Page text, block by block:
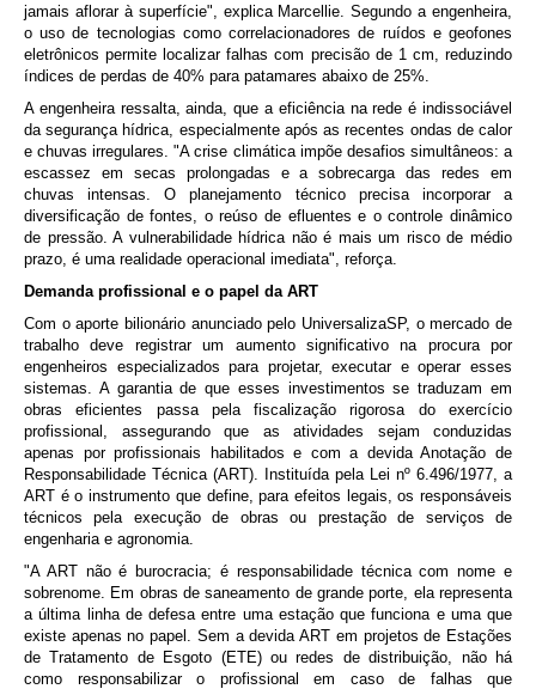
jamais aflorar à superfície", explica Marcellie. Segundo a engenheira,
o uso de tecnologias como correlacionadores de ruídos e geofones
eletrônicos permite localizar falhas com precisão de 1 cm, reduzindo
índices de perdas de 40% para patamares abaixo de 25%.
A engenheira ressalta, ainda, que a eficiência na rede é indissociável
da segurança hídrica, especialmente após as recentes ondas de calor
e chuvas irregulares. "A crise climática impõe desafios simultâneos: a
escassez em secas prolongadas e a sobrecarga das redes em
chuvas intensas. O planejamento técnico precisa incorporar a
diversificação de fontes, o reúso de efluentes e o controle dinâmico
de pressão. A vulnerabilidade hídrica não é mais um risco de médio
prazo, é uma realidade operacional imediata", reforça.
Demanda profissional e o papel da ART
Com o aporte bilionário anunciado pelo UniversalizaSP, o mercado de
trabalho deve registrar um aumento significativo na procura por
engenheiros especializados para projetar, executar e operar esses
sistemas. A garantia de que esses investimentos se traduzam em
obras eficientes passa pela fiscalização rigorosa do exercício
profissional, assegurando que as atividades sejam conduzidas
apenas por profissionais habilitados e com a devida Anotação de
Responsabilidade Técnica (ART). Instituída pela Lei nº 6.496/1977, a
ART é o instrumento que define, para efeitos legais, os responsáveis
técnicos pela execução de obras ou prestação de serviços de
engenharia e agronomia.
"A ART não é burocracia; é responsabilidade técnica com nome e
sobrenome. Em obras de saneamento de grande porte, ela representa
a última linha de defesa entre uma estação que funciona e uma que
existe apenas no papel. Sem a devida ART em projetos de Estações
de Tratamento de Esgoto (ETE) ou redes de distribuição, não há
como responsabilizar o profissional em caso de falhas que